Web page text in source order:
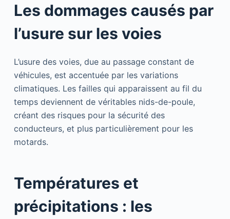
Les dommages causés par
l’usure sur les voies
L’usure des voies, due au passage constant de
véhicules, est accentuée par les variations
climatiques. Les failles qui apparaissent au fil du
temps deviennent de véritables nids-de-poule,
créant des risques pour la sécurité des
conducteurs, et plus particulièrement pour les
motards.
Températures et
précipitations : les